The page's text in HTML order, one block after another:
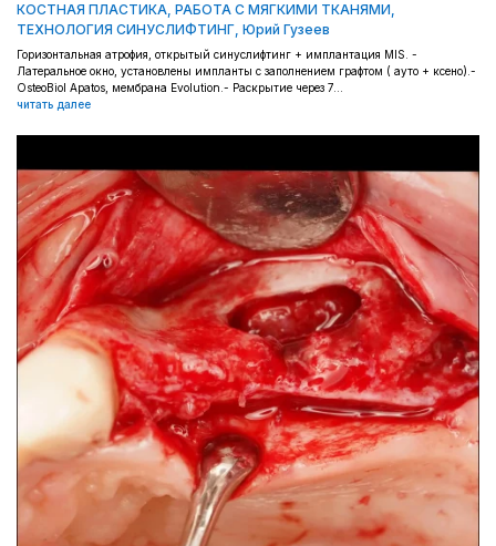
КОСТНАЯ ПЛАСТИКА, РАБОТА С МЯГКИМИ ТКАНЯМИ,
ТЕХНОЛОГИЯ СИНУСЛИФТИНГ, Юрий Гузеев
Горизонтальная атрофия, открытый синуслифтинг + имплантация MIS. -
Латеральное окно, установлены импланты с заполнением графтом ( ауто + ксено).-
OsteoBiol Apatos, мембрана Evolution.- Раскрытие через 7...
читать далее